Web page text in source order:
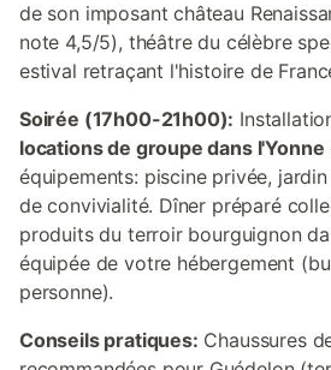
de son imposant château
note 4,5/5), théâtre du célèbre
estival retraçant l'histoire de
Soirée (17h00-21h00):
locations de groupe dans l'Yonne
équipements: piscine privée,
de convivialité. Dîner préparé
produits du terroir bourguignon
équipée de votre hébergement
personne).
Conseils pratiques: Chaussures